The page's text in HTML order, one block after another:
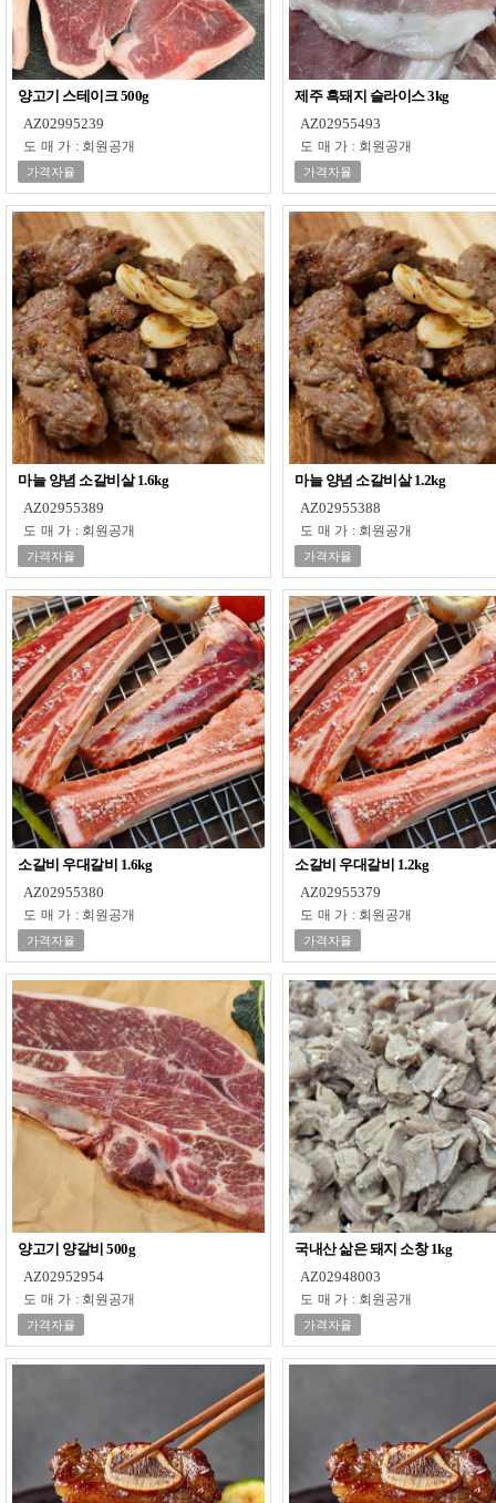
양고기 스테이크 500g
AZ02995239
도매가 : 회원공개
가격자율
제주 흑돼지 슬라이스 3kg
AZ02955493
도매가 : 회원공개
가격자율
마늘 양념 소갈비살 1.6kg
AZ02955389
도매가 : 회원공개
가격자율
마늘 양념 소갈비살 1.2kg
AZ02955388
도매가 : 회원공개
가격자율
소갈비 우대갈비 1.6kg
AZ02955380
도매가 : 회원공개
가격자율
소갈비 우대갈비 1.2kg
AZ02955379
도매가 : 회원공개
가격자율
양고기 양갈비 500g
AZ02952954
도매가 : 회원공개
가격자율
국내산 삶은 돼지 소창 1kg
AZ02948003
도매가 : 회원공개
가격자율